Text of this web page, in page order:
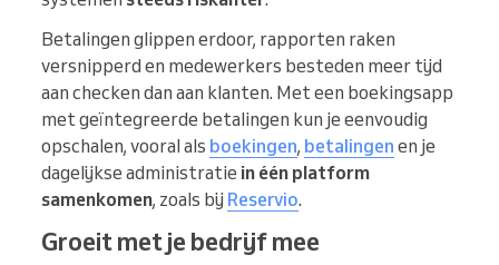
Betalingen glippen erdoor, rapporten raken
versnipperd en medewerkers besteden meer tijd
aan checken dan aan klanten. Met een boekingsapp
met geïntegreerde betalingen kun je eenvoudig
opschalen, vooral als boekingen, betalingen en je
dagelijkse administratie in één platform
samenkomen, zoals bij Reservio.
Groeit met je bedrijf mee